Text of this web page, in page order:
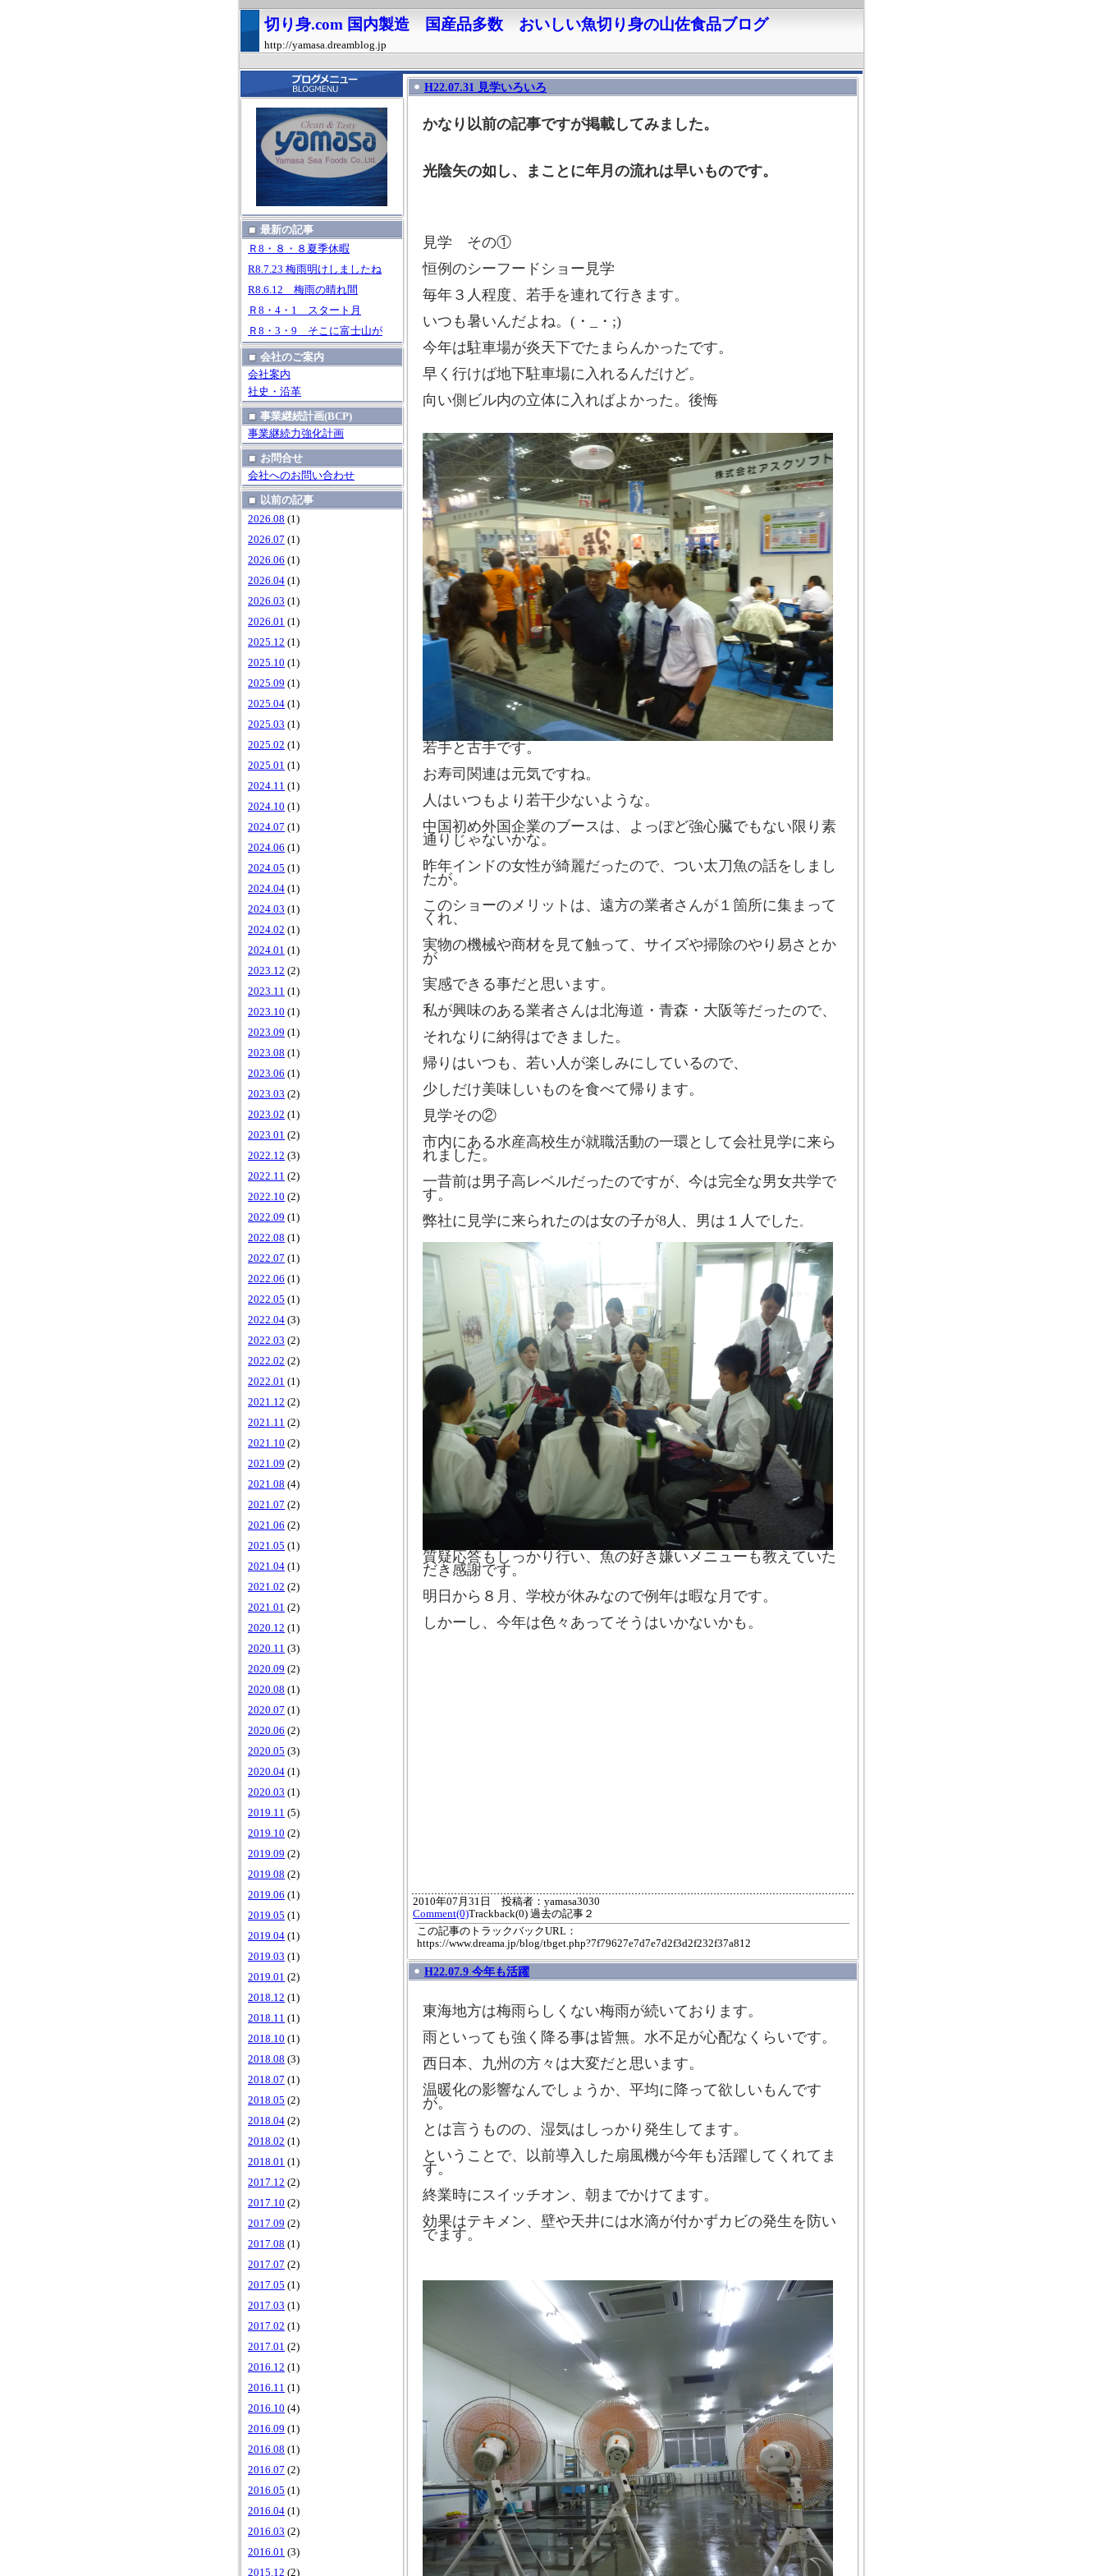
切り身.com 国内製造 国産品多数 おいしい魚切り身の山佐食品ブログ
http://yamasa.dreamblog.jp
最新の記事
Ｒ8・８・８夏季休暇
R8.7.23 梅雨明けしましたね
R8.6.12 梅雨の晴れ間
Ｒ8・4・1 スタート月
Ｒ8・3・9 そこに富士山が
会社のご案内
会社案内
社史・沿革
事業継続計画(BCP)
事業継続力強化計画
お問合せ
会社へのお問い合わせ
以前の記事
2026.08 (1)
2026.07 (1)
2026.06 (1)
2026.04 (1)
2026.03 (1)
2026.01 (1)
2025.12 (1)
2025.10 (1)
2025.09 (1)
2025.04 (1)
2025.03 (1)
2025.02 (1)
2025.01 (1)
2024.11 (1)
2024.10 (1)
2024.07 (1)
2024.06 (1)
2024.05 (1)
2024.04 (1)
2024.03 (1)
2024.02 (1)
2024.01 (1)
2023.12 (2)
2023.11 (1)
2023.10 (1)
2023.09 (1)
2023.08 (1)
2023.06 (1)
2023.03 (2)
2023.02 (1)
2023.01 (2)
2022.12 (3)
2022.11 (2)
2022.10 (2)
2022.09 (1)
2022.08 (1)
2022.07 (1)
2022.06 (1)
2022.05 (1)
2022.04 (3)
2022.03 (2)
2022.02 (2)
2022.01 (1)
2021.12 (2)
2021.11 (2)
2021.10 (2)
2021.09 (2)
2021.08 (4)
2021.07 (2)
2021.06 (2)
2021.05 (1)
2021.04 (1)
2021.02 (2)
2021.01 (2)
2020.12 (1)
2020.11 (3)
2020.09 (2)
2020.08 (1)
2020.07 (1)
2020.06 (2)
2020.05 (3)
2020.04 (1)
2020.03 (1)
2019.11 (5)
2019.10 (2)
2019.09 (2)
2019.08 (2)
2019.06 (1)
2019.05 (1)
2019.04 (1)
2019.03 (1)
2019.01 (2)
2018.12 (1)
2018.11 (1)
2018.10 (1)
2018.08 (3)
2018.07 (1)
2018.05 (2)
2018.04 (2)
2018.02 (1)
2018.01 (1)
2017.12 (2)
2017.10 (2)
2017.09 (2)
2017.08 (1)
2017.07 (2)
2017.05 (1)
2017.03 (1)
2017.02 (1)
2017.01 (2)
2016.12 (1)
2016.11 (1)
2016.10 (4)
2016.09 (1)
2016.08 (1)
2016.07 (2)
2016.05 (1)
2016.04 (1)
2016.03 (2)
2016.01 (3)
2015.12 (2)
H22.07.31 見学いろいろ
かなり以前の記事ですが掲載してみました。
光陰矢の如し、まことに年月の流れは早いものです。
見学 その①
恒例のシーフードショー見学
毎年３人程度、若手を連れて行きます。
いつも暑いんだよね。(・_・;)
今年は駐車場が炎天下でたまらんかったです。
早く行けば地下駐車場に入れるんだけど。
向い側ビル内の立体に入ればよかった。後悔
若手と古手です。
お寿司関連は元気ですね。
人はいつもより若干少ないような。
中国初め外国企業のブースは、よっぽど強心臓でもない限り素
通りじゃないかな。
昨年インドの女性が綺麗だったので、つい太刀魚の話をしまし
たが。
このショーのメリットは、遠方の業者さんが１箇所に集まって
くれ、
実物の機械や商材を見て触って、サイズや掃除のやり易さとか
が
実感できる事だと思います。
私が興味のある業者さんは北海道・青森・大阪等だったので、
それなりに納得はできました。
帰りはいつも、若い人が楽しみにしているので、
少しだけ美味しいものを食べて帰ります。
見学その②
市内にある水産高校生が就職活動の一環として会社見学に来ら
れました。
一昔前は男子高レベルだったのですが、今は完全な男女共学で
す。
弊社に見学に来られたのは女の子が8人、男は１人でした 。
質疑応答もしっかり行い、魚の好き嫌いメニューも教えていた
だき感謝です。
明日から８月、学校が休みなので例年は暇な月です。
しかーし、今年は色々あってそうはいかないかも。
2010年07月31日 投稿者：yamasa3030
Comment(0)Trackback(0) 過去の記事２
この記事のトラックバックURL：
https://www.dreama.jp/blog/tbget.php?7f79627e7d7e7d2f3d2f232f37a812
H22.07.9 今年も活躍
東海地方は梅雨らしくない梅雨が続いております。
雨といっても強く降る事は皆無。水不足が心配なくらいです。
西日本、九州の方々は大変だと思います。
温暖化の影響なんでしょうか、平均に降って欲しいもんです
が。
とは言うものの、湿気はしっかり発生してます。
ということで、以前導入した扇風機が今年も活躍してくれてま
す。
終業時にスイッチオン、朝までかけてます。
効果はテキメン、壁や天井には水滴が付かずカビの発生を防い
でます。